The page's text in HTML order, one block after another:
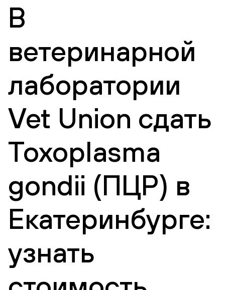
В
ветеринарной
лаборатории
Vet Union сдать
Toxoplasma
gondii (ПЦР) в
Екатеринбурге:
узнать